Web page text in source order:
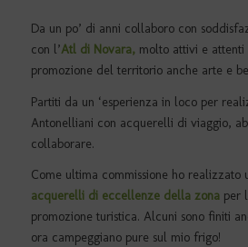
Da un po’ di anni collaboro con
con l’Atl di Novara,molto attivi e attenti
promozione del territorio anche arte e
Partiti da un ‘esperienza in loco per
Antonelliani con acquerelli di viaggio,
collaborare.
Come ultima commissione ho realizzato
acquerelli di eccellenze della zonaper
promozione turistica. Alcuni sono finiti
ora campeggiano pure sul mio frigo!